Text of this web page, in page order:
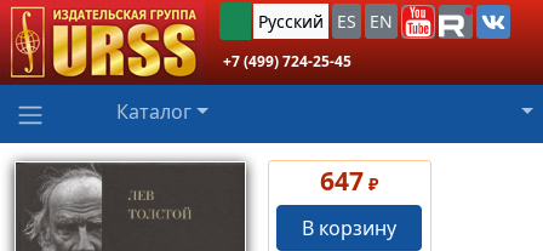
Русский ES EN
+7 (499) 724-25-45
Каталог
647 ₽
В корзину